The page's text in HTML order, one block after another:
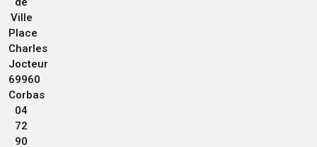
Ville
Place
Charles
Jocteur
69960
Corbas
04
72
90